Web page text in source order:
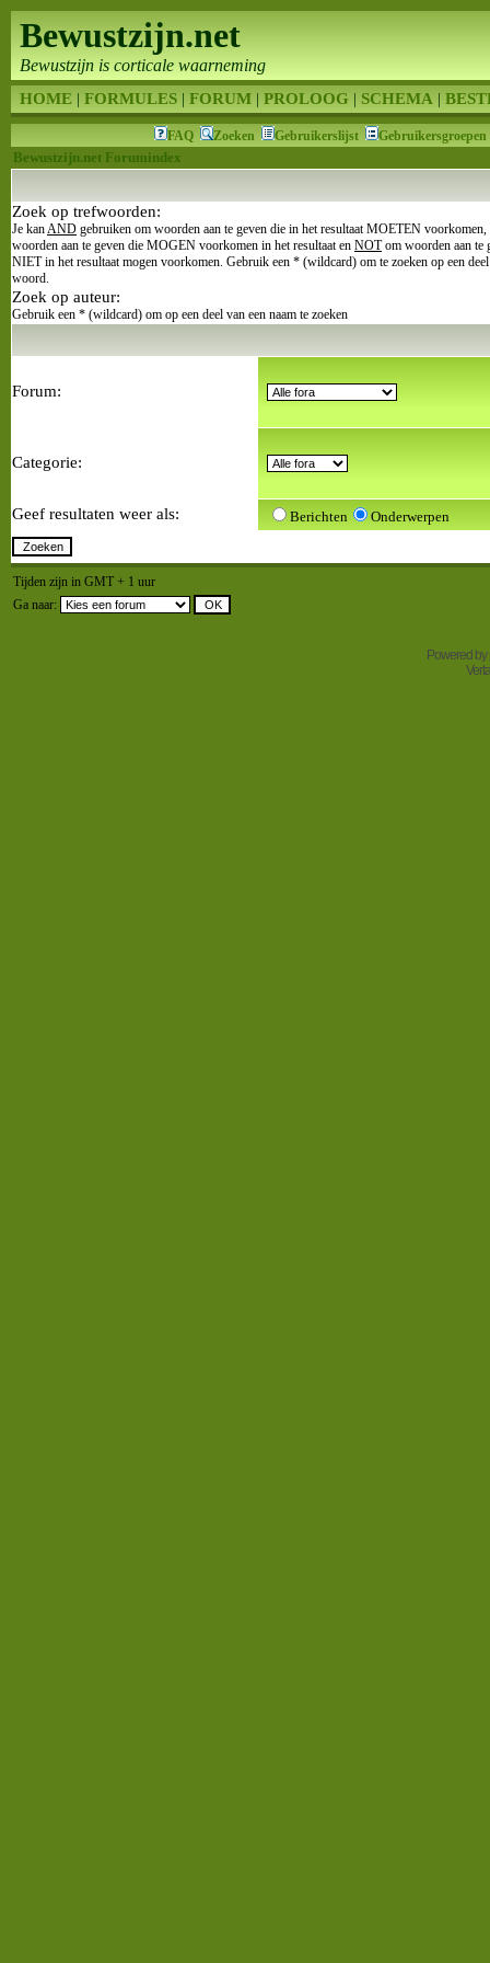
FAQ Zoeken Gebruikerslijst Gebruikersgroepen
Bewustzijn.net Forumindex
Zoek op trefwoorden:
Je kanAND gebruiken om woorden aan te geven die in het resultaat MOETEN voorkomen,
woorden aan te geven die MOGEN voorkomen in het resultaat en NOTom woorden aan te
NIET in het resultaat mogen voorkomen. Gebruik een * (wildcard) om te zoeken op een deel
woord.
Zoek op auteur:
Gebruik een * (wildcard) om op een deel van een naam te zoeken
Forum:
Categorie:
Geef resultaten weer als: Berichten Onderwerpen
Tijden zijn in GMT + 1 uur
Ga naar:
Powered by
Bewustzijn.net
Bewustzijn is corticale waarneming
HOME | FORMULES | FORUM | PROLOOG | SCHEMA |